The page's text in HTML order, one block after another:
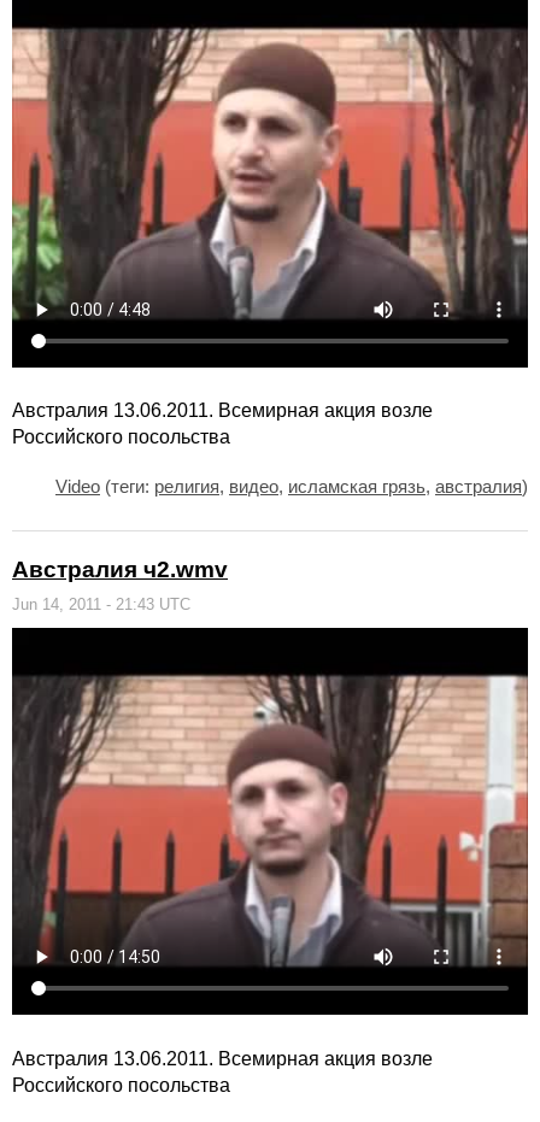
Австралия 13.06.2011. Всемирная акция возле
Российского посольства
Video (теги: религия, видео, исламская грязь, австралия)
Австралия ч2.wmv
Jun 14, 2011 - 21:43 UTC
Австралия 13.06.2011. Всемирная акция возле
Российского посольства